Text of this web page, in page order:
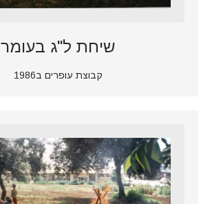
שיחת ל"ג בעומר
קבוצת עופרים ב1986